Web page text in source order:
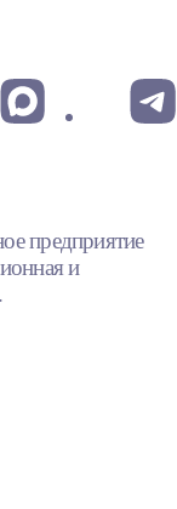
предприятие
и